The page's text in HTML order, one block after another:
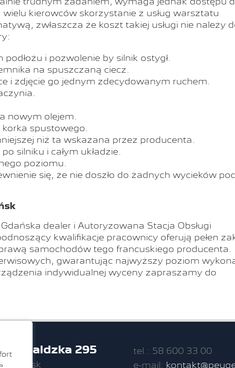
kierowców skorzystanie z usług warsztatu
zwłaszcza że koszt takiej usługi nie należy
i pozwolenie by silnik ostygł.
na spuszczaną ciecz.
i zdjęcie go jednym zdecydowanym ruchem.
nowym olejem.
spustowego.
niż ta wskazana przez producenta.
silniku i całym układzie.
poziomu.
się, że nie doszło do żadnych wycieków pod
dealer i Autoryzowana Stacja Obsługi
kwalifikacje pracownicy oferują pełen
samochodów tego francuskiego producenta.
gwarantując najwyższy poziom
indywidualnej wyceny zapraszamy do
295
Gdańsk
tel.: 58 600 33 00
e-mail: